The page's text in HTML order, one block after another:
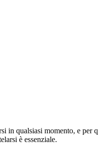
in qualsiasi momento, e per
è essenziale.